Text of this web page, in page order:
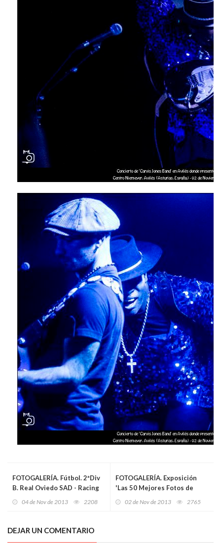
FOTOGALERÍA. Fútbol. 2ªDiv
B. Real Oviedo SAD - Racing
04 de Nov de 2013 2208
FOTOGALERÍA. Exposición
'Las 50 Mejores Fotos de
02 de Nov de 2013 2765
DEJAR UN COMENTARIO